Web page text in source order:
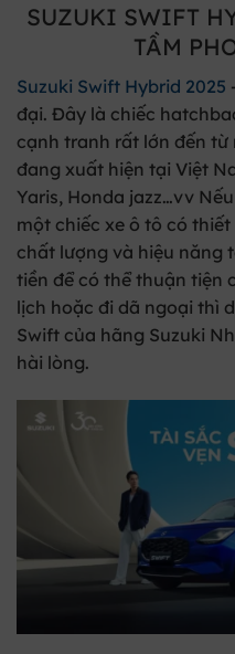
SUZUKI SWIFT
TẦM
Suzuki Swift Hybrid 2025
đại. Đây là chiếc
cạnh tranh rất lớn đến từ
đang xuất hiện tại Việt
Yaris, Honda jazz…vv
một chiếc xe ô tô có
chất lượng và hiệu năng
tiền để có thể thuận tiện
lịch hoặc đi dã ngoại thì
Swift của hãng Suzuki
hài lòng.